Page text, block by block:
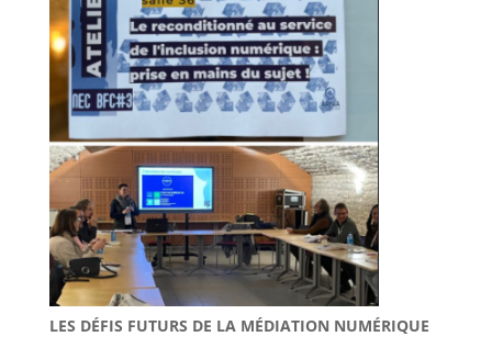
LES DÉFIS FUTURS DE LA MÉDIATION NUMÉRIQUE